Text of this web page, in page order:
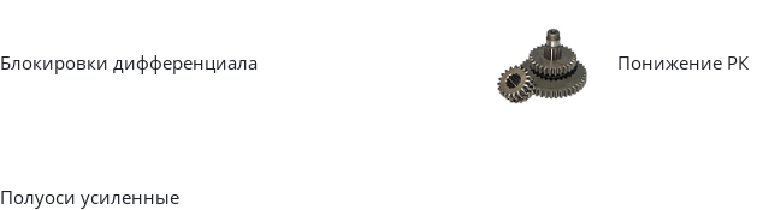
Блокировки дифференциала
Полуоси усиленные
Понижение РК